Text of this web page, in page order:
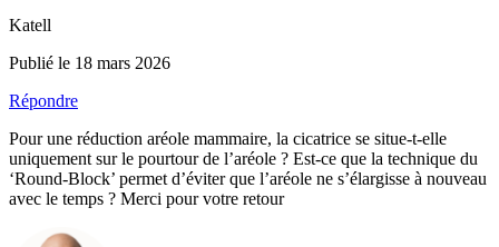
Katell
Publié le 18 mars 2026
Répondre
Pour une réduction aréole mammaire, la cicatrice se situe-t-elle
uniquement sur le pourtour de l’aréole ? Est-ce que la technique du
‘Round-Block’ permet d’éviter que l’aréole ne s’élargisse à nouveau
avec le temps ? Merci pour votre retour